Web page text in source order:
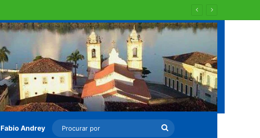
Fabio Andrey
Procurar